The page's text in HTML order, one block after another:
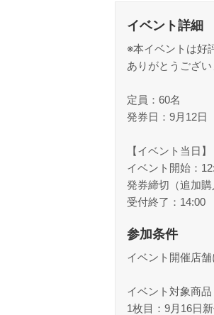
イベント詳細
※本イベントは好
ありがとうござい
定員：60名
発券日：9月12日
【イベント当日】
イベント開始：
発券締切（追加
受付終了：14:00
参加条件
イベント開催店
イベント対象商品
1枚目：9月16日